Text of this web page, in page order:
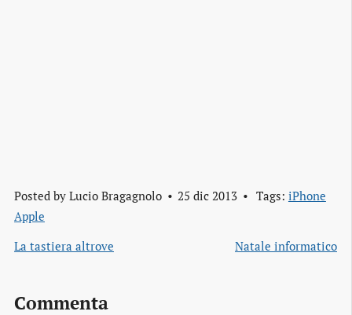
Posted by Lucio Bragagnolo 25 dic 2013 Tags: iPhone
Apple
La tastiera altrove
Natale informatico
Commenta